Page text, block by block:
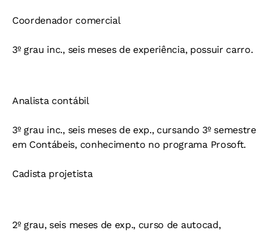
Coordenador comercial
3º grau inc., seis meses de experiência, possuir carro.
Analista contábil
3º grau inc., seis meses de exp., cursando 3º semestre
em Contábeis, conhecimento no programa Prosoft.
Cadista projetista
2º grau, seis meses de exp., curso de autocad,